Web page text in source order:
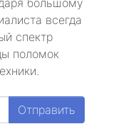
большому
всегда
спектр
поломок
Отправить